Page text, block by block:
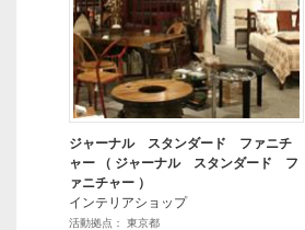
ジャーナル スタンダード ファニチ
ャー （ ジャーナル スタンダード フ
ァニチャー ）
インテリアショップ
活動拠点： 東京都